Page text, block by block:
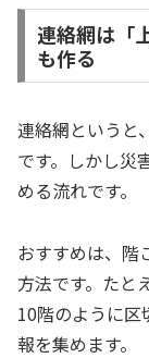
連絡網は「
も作る
連絡網というと
です。しかし災
める流れです。
おすすめは、階
方法です。たと
10階のように区
報を集めます。